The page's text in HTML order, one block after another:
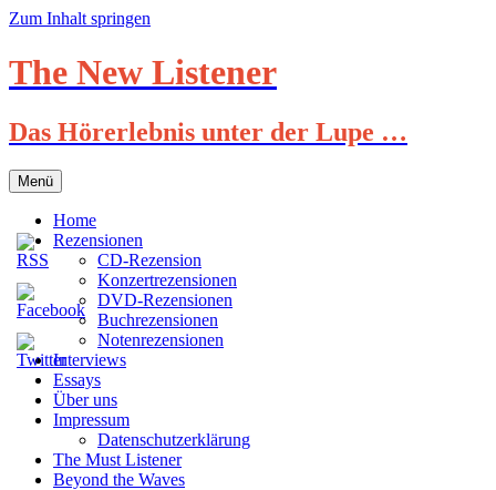
Zum Inhalt springen
The New Listener
Das Hörerlebnis unter der Lupe …
Menü
Home
Rezensionen
CD-Rezension
Konzertrezensionen
DVD-Rezensionen
Buchrezensionen
Notenrezensionen
Interviews
Essays
Über uns
Impressum
Datenschutzerklärung
The Must Listener
Beyond the Waves